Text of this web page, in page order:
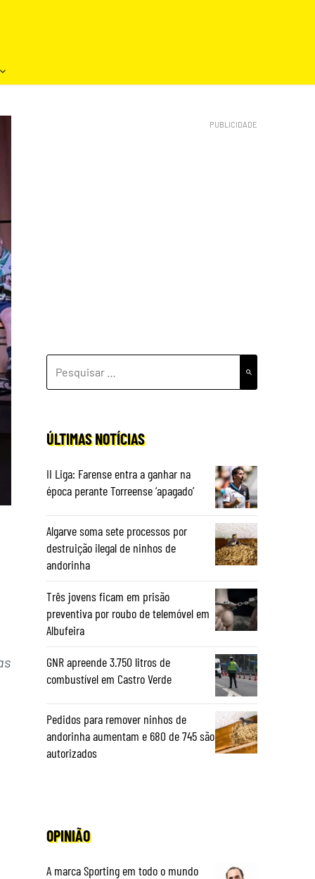
POR:
ÚLTIMAS NOTÍCIAS
II Liga: Farense entra a ganhar na
época perante Torreense ‘apagado’
Algarve soma sete processos por
destruição ilegal de ninhos de
andorinha
Três jovens ficam em prisão
preventiva por roubo de telemóvel em
Albufeira
GNR apreende 3.750 litros de
combustível em Castro Verde
Pedidos para remover ninhos de
andorinha aumentam e 680 de 745 são
autorizados
OPINIÃO
A marca Sporting em todo o mundo